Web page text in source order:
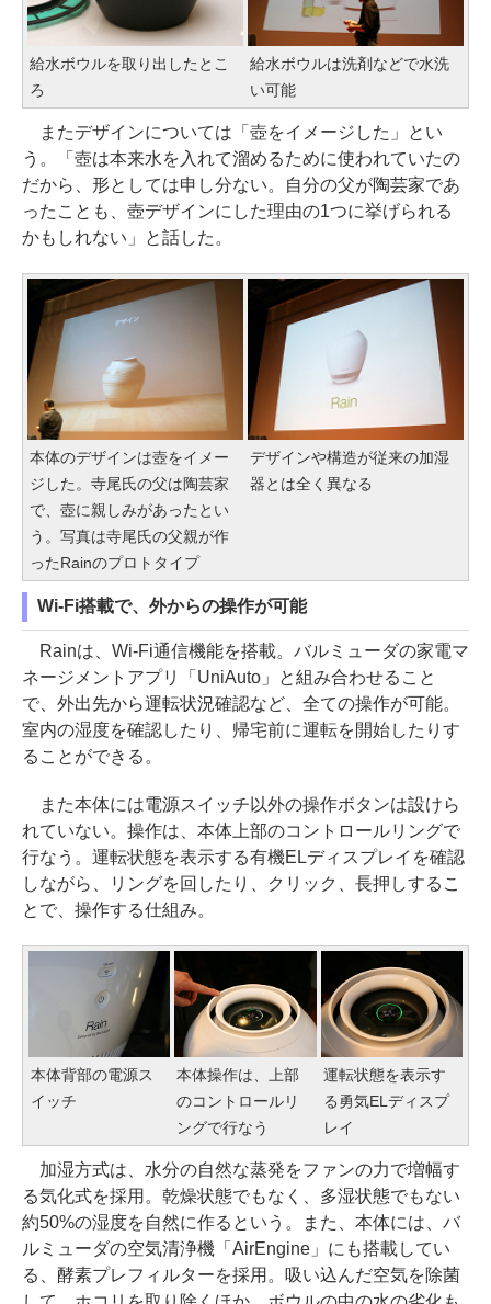
給水ボウルを取り出したとこ
ろ
給水ボウルは洗剤などで水洗
い可能
またデザインについては「壺をイメージした」とい
う。「壺は本来水を入れて溜めるために使われていたの
だから、形としては申し分ない。自分の父が陶芸家であ
ったことも、壺デザインにした理由の1つに挙げられる
かもしれない」と話した。
本体のデザインは壺をイメー
ジした。寺尾氏の父は陶芸家
で、壺に親しみがあったとい
う。写真は寺尾氏の父親が作
ったRainのプロトタイプ
デザインや構造が従来の加湿
器とは全く異なる
Wi-Fi搭載で、外からの操作が可能
Rainは、Wi-Fi通信機能を搭載。バルミューダの家電マ
ネージメントアプリ「UniAuto」と組み合わせること
で、外出先から運転状況確認など、全ての操作が可能。
室内の湿度を確認したり、帰宅前に運転を開始したりす
ることができる。
また本体には電源スイッチ以外の操作ボタンは設けら
れていない。操作は、本体上部のコントロールリングで
行なう。運転状態を表示する有機ELディスプレイを確認
しながら、リングを回したり、クリック、長押しするこ
とで、操作する仕組み。
本体背部の電源ス
イッチ
本体操作は、上部
のコントロールリ
ングで行なう
運転状態を表示す
る勇気ELディスプ
レイ
加湿方式は、水分の自然な蒸発をファンの力で増幅す
る気化式を採用。乾燥状態でもなく、多湿状態でもない
約50%の湿度を自然に作るという。また、本体には、バ
ルミューダの空気清浄機「AirEngine」にも搭載してい
る、酵素プレフィルターを採用。吸い込んだ空気を除菌